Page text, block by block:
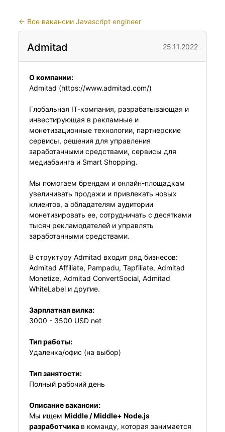
← Все вакансии Javascript engineer
Admitad 25.11.2022
О компании:
Admitad (https://www.admitad.com/)
Глобальная IT-компания, разрабатывающая и
инвестирующая в рекламные и
монетизационные технологии, партнерские
сервисы, решения для управления
заработанными средствами, сервисы для
медиабаинга и Smart Shopping.
Мы помогаем брендам и онлайн-площадкам
увеличивать продажи и привлекать новых
клиентов, а обладателям аудитории
монетизировать ее, сотрудничать с десятками
тысяч рекламодателей и управлять
заработанными средствами.
В структуру Admitad входит ряд бизнесов:
Admitad Affiliate, Pampadu, Tapfiliate, Admitad
Monetize, Admitad ConvertSocial, Admitad
WhiteLabel и другие.
Зарплатная вилка:
3000 - 3500 USD net
Тип работы:
Удаленка/офис (на выбор)
Тип занятости:
Полный рабочий день
Описание вакансии:
Мы ищем Middle / Middle+ Node.js
разработчика в команду, которая занимается